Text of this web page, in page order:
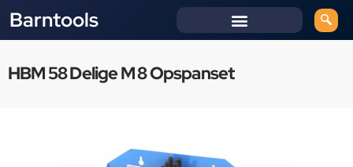
Barntools
HBM 58 Delige M 8 Opspanset